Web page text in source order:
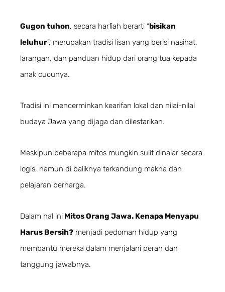
Gugon tuhon, secara harfiah berarti “bisikan
leluhur“, merupakan tradisi lisan yang berisi nasihat,
larangan, dan panduan hidup dari orang tua kepada
anak cucunya.
Tradisi ini mencerminkan kearifan lokal dan nilai-nilai
budaya Jawa yang dijaga dan dilestarikan.
Meskipun beberapa mitos mungkin sulit dinalar secara
logis, namun di baliknya terkandung makna dan
pelajaran berharga.
Dalam hal ini Mitos Orang Jawa. Kenapa Menyapu
Harus Bersih? menjadi pedoman hidup yang
membantu mereka dalam menjalani peran dan
tanggung jawabnya.